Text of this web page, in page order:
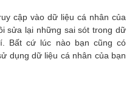
cập vào dữ liệu cá nhân của
sửa lại những sai sót trong dữ
Bất cứ lúc nào bạn cũng có
dụng dữ liệu cá nhân của bạn